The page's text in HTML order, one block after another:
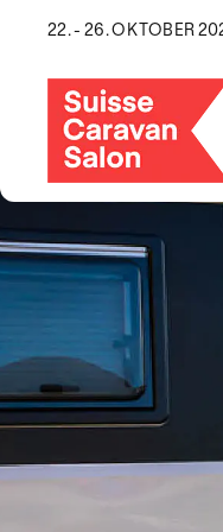
22. - 26. OKTOBER